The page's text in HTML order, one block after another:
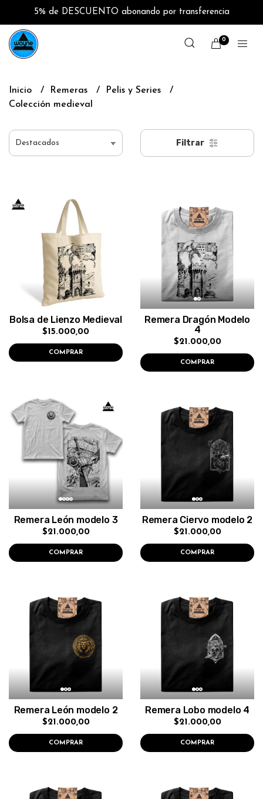
5% de DESCUENTO abonando por transferencia
0
Inicio Remeras
Pelis y Series
Colección medieval
Filtrar
Bolsa de Lienzo Medieval
$15.000,00
COMPRAR
Remera Dragón Modelo
4
$21.000,00
COMPRAR
Remera León modelo 3
$21.000,00
COMPRAR
Remera Ciervo modelo 2
$21.000,00
COMPRAR
Remera León modelo 2
$21.000,00
COMPRAR
Remera Lobo modelo 4
$21.000,00
COMPRAR